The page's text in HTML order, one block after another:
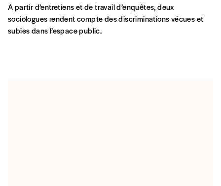
A partir d’entretiens et de travail d’enquêtes, deux
sociologues rendent compte des discriminations vécues et
subies dans l’espace public.